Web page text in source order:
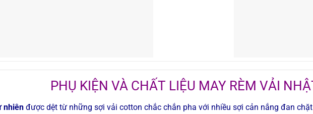
PHỤ KIỆN VÀ CHẤT LIỆU MAY RÈM VẢI
nhiên được dệt từ những sợi vải cotton chắc chắn pha với nhiều sợi cản nắng đan